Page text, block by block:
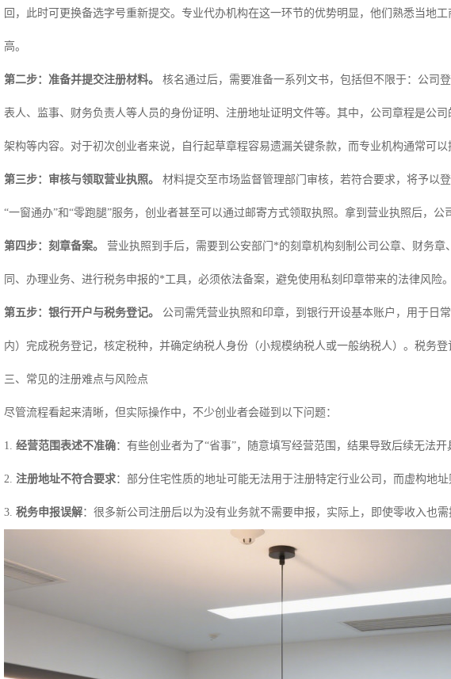
回，此时可更换备选字号重新提交。专业代办机构在这一环节的优势明显，他们熟悉当地
高。
第二步：准备并提交注册材料。 核名通过后，需要准备一系列文书，包括但不限于：公司
表人、监事、财务负责人等人员的身份证明、注册地址证明文件等。其中，公司章程是公
架构等内容。对于初次创业者来说，自行起草章程容易遗漏关键条款，而专业机构通常可
第三步：审核与领取营业执照。 材料提交至市场监督管理部门审核，若符合要求，将予以
“一窗通办”和“零跑腿”服务，创业者甚至可以通过邮寄方式领取执照。拿到营业执照后，公
第四步：刻章备案。 营业执照到手后，需要到公安部门*的刻章机构刻制公司公章、财务
同、办理业务、进行税务申报的*工具，必须依法备案，避免使用私刻印章带来的法律风险。
第五步：银行开户与税务登记。 公司需凭营业执照和印章，到银行开设基本账户，用于日
内）完成税务登记，核定税种，并确定纳税人身份（小规模纳税人或一般纳税人）。税务
三、常见的注册难点与风险点
尽管流程看起来清晰，但实际操作中，不少创业者会碰到以下问题：
1. 经营范围表述不准确：有些创业者为了“省事”，随意填写经营范围，结果导致后续无法开
2. 注册地址不符合要求：部分住宅性质的地址可能无法用于注册特定行业公司，而虚构地址
3. 税务申报误解：很多新公司注册后以为没有业务就不需要申报，实际上，即使零收入也